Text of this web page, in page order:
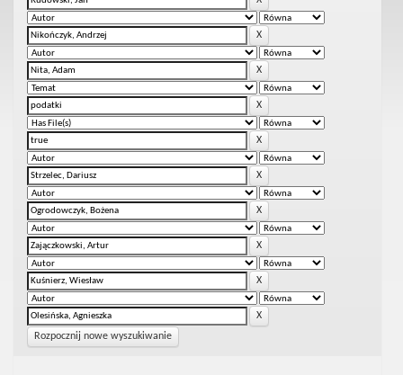
Rozpocznij nowe wyszukiwanie